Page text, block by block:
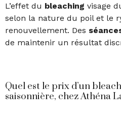
L’effet du bleaching visage
selon la nature du poil et le
renouvellement. Des
de maintenir un résultat
Quel est le prix d’un
saisonnière, chez Athéna